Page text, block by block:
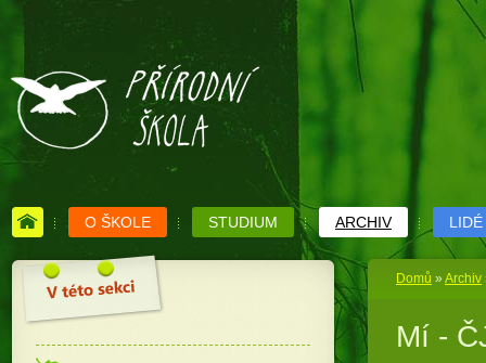
O ŠKOLE STUDIUM ARCHIV LIDÉ
Domů » Archiv
Mí -